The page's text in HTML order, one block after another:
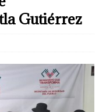
Gutiérrez